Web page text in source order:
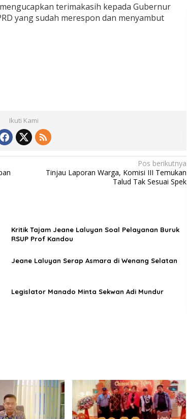
terimakasih kepada Gubernur
yang sudah merespon dan menyambut
Ikuti Kami
Pos berikutnya
Tinjau Laporan Warga, Komisi III Temukan
Talud Tak Sesuai Spek
Kritik Tajam Jeane Laluyan Soal Pelayanan Buruk
RSUP Prof Kandou
Jeane Laluyan Serap Asmara di Wenang Selatan
Legislator Manado Minta Sekwan Adi Mundur